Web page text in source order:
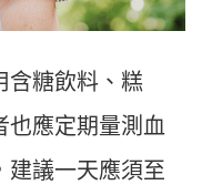
含糖飲料、糕
也應定期量測血
建議一天應須至